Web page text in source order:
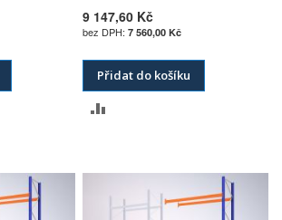
9 147,60 Kč
7 560,00 Kč
Přidat do košíku
POROVNÁNÍ